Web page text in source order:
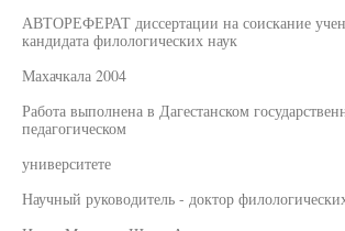
АВТОРЕФЕРАТ диссертации на соискание
кандидата филологических наук
Махачкала 2004
Работа выполнена в Дагестанском
педагогическом
университете
Научный руководитель - доктор